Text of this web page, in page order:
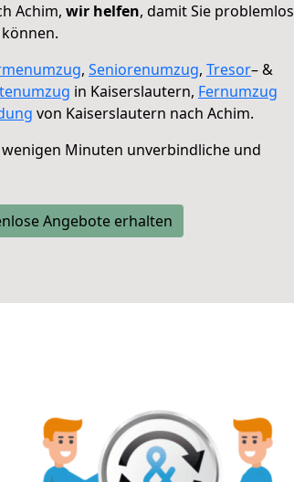
Achim, wir helfen, damit Sie problemlos
, Seniorenumzug, Tresor– &
in Kaiserslautern, Fernumzug
von Kaiserslautern nach Achim.
Minuten unverbindliche und
Angebote erhalten